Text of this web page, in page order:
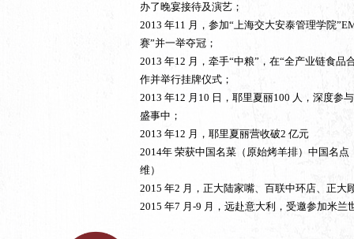
办了晚宴接待及演艺；
2013 年11 月，参加“上海交大安泰管理学院
赛”并一举夺冠；
2013 年12 月，牵手“中粮”，在“全产业链食品
作并举行挂牌仪式；
2013 年12 月10 日，耶里夏丽100 人，深度参
盛事中；
2013 年12 月，耶里夏丽营收破2 亿元
2014年 荣获中国名菜（原始烤羊排）中国名点
维）
2015 年2 月，正大陆家嘴、百联中环店、正大
2015 年7 月-9 月，远赴意大利，受邀参加米兰